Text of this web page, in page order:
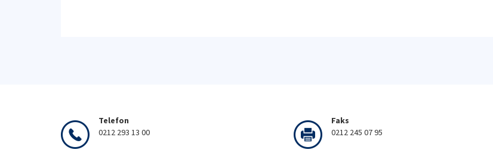
Telefon
0212 293 13 00
Faks
0212 245 07 95